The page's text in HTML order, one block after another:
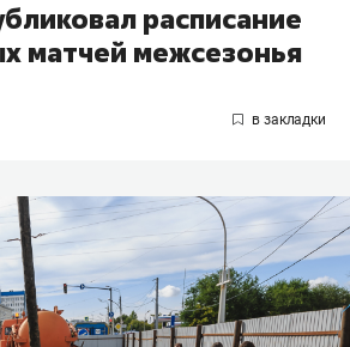
расписание
матчей межсезонья